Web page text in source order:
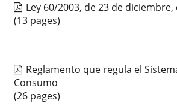
Ley 60/2003, de 23 de
(13 pages)
Reglamento que regula el
Consumo
(26 pages)